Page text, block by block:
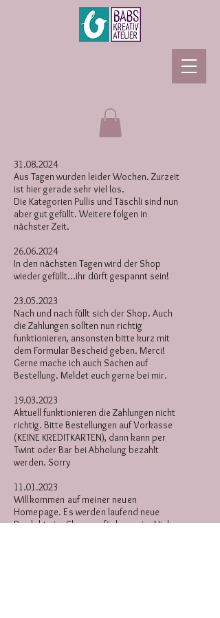
31.08.2024
Aus Tagen wurden leider Wochen. Zurzeit
ist hier gerade sehr viel los.
Die Kategorien Pullis und Täschli sind nun
aber gut gefüllt. Weitere folgen in
nächster Zeit.
26.06.2024
In den nächsten Tagen wird der Shop
wieder gefüllt...ihr dürft gespannt sein!
23.05.2023
Nach und nach füllt sich der Shop. Auch
die Zahlungen sollten nun richtig
funktionieren, ansonsten bitte kurz mit
dem Formular Bescheid geben. Merci!
Gerne mache ich auch Sachen auf
Bestellung. Meldet euch gerne bei mir.
19.03.2023
Aktuell funktionieren die Zahlungen nicht
richtig. Bitte Bestellungen auf Vorkasse
(KEINE KREDITKARTEN), dann kann per
Twint oder Bar bei Abholung bezahlt
werden. Sorry
11.01.2023
Willkommen auf meiner neuen
Homepage. Es werden laufend neue
Produkte im Shop verfügbar sein. Viel